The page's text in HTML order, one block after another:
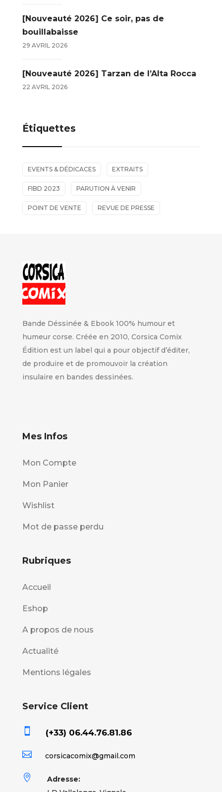
[Nouveauté 2026] Ce soir, pas de
bouillabaisse
29 AVRIL 2026
[Nouveauté 2026] Tarzan de l’Alta Rocca
22 AVRIL 2026
Étiquettes
EVENTS & DÉDICACES EXTRAITS
FIBD 2023 PARUTION À VENIR
POINT DE VENTE REVUE DE PRESSE
Bande Déssinée & Ebook 100% humour et
humeur corse. Créée en 2010, Corsica Comix
Édition est un label qui a pour objectif d’éditer,
de produire et de promouvoir la création
insulaire en bandes dessinées.
Mes Infos
Mon Compte
Mon Panier
Wishlist
Mot de passe perdu
Rubriques
Accueil
Eshop
A propos de nous
Actualité
Mentions légales
Service Client
 (+33) 06.44.76.81.86
 corsicacomix@gmail.com

Adresse: